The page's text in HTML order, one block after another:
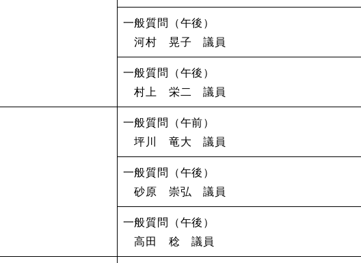
一般質問（午後）
河村 晃子 議員
一般質問（午後）
村上 栄二 議員
一般質問（午前）
坪川 竜大 議員
一般質問（午後）
砂原 崇弘 議員
一般質問（午後）
高田 稔 議員